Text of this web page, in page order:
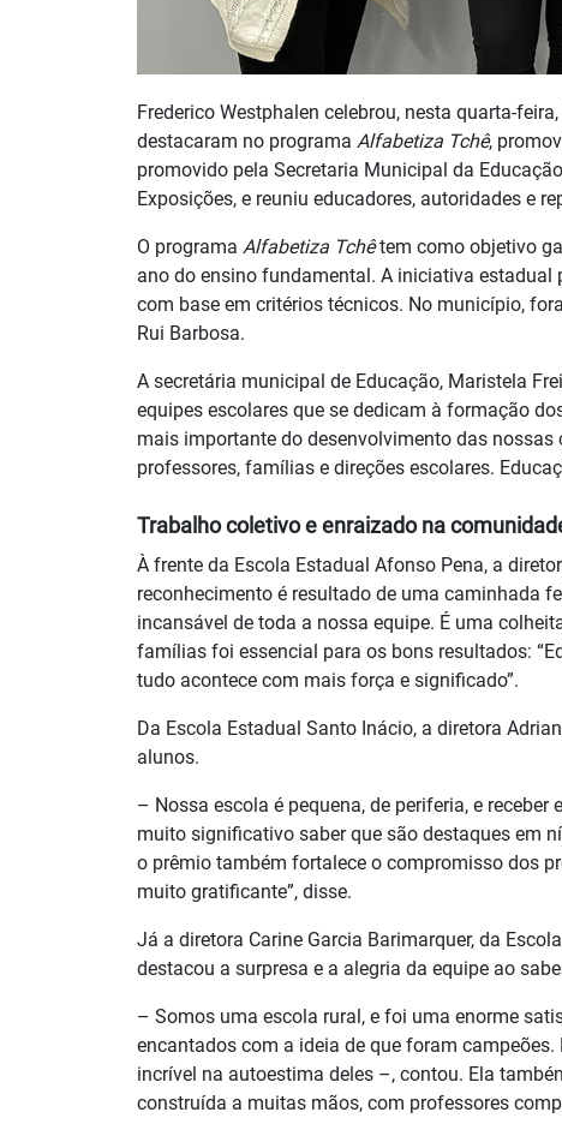
Frederico Westphalen celebrou, nesta quarta-
destacaram no programa Alfabetiza Tchê,
promovido pela Secretaria Municipal da
Exposições, e reuniu educadores, autoridades e
O programa Alfabetiza Tchêtem como objetivo
ano do ensino fundamental. A iniciativa
com base em critérios técnicos. No município,
Rui Barbosa.
A secretária municipal de Educação, Maristela
equipes escolares que se dedicam à formação
mais importante do desenvolvimento das
professores, famílias e direções escolares.
Trabalho coletivo e enraizado na
À frente da Escola Estadual Afonso Pena, a
reconhecimento é resultado de uma caminhada
incansável de toda a nossa equipe. É uma
famílias foi essencial para os bons resultados:
tudo acontece com mais força e significado”.
Da Escola Estadual Santo Inácio, a diretora
alunos.
– Nossa escola é pequena, de periferia, e
muito significativo saber que são destaques em
o prêmio também fortalece o compromisso dos
muito gratificante”, disse.
Já a diretora Carine Garcia Barimarquer, da
destacou a surpresa e a alegria da equipe ao
– Somos uma escola rural, e foi uma enorme
encantados com a ideia de que foram
incrível na autoestima deles –, contou. Ela
construída a muitas mãos, com professores